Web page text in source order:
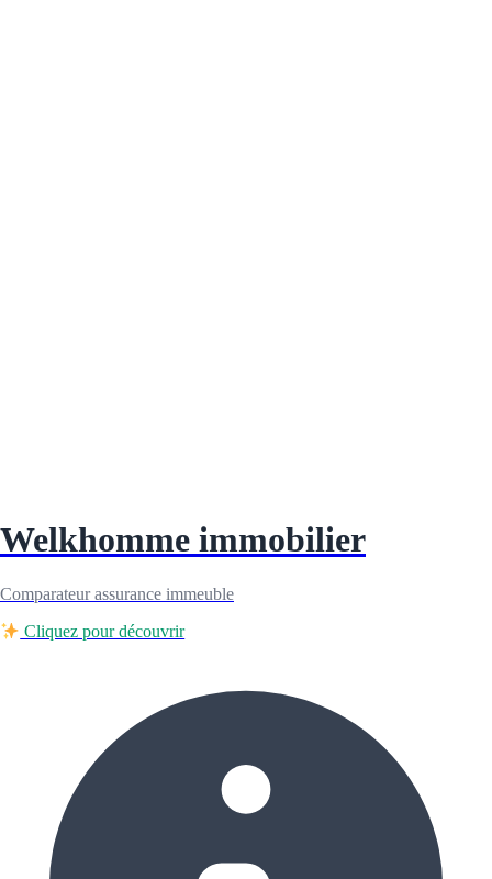
Welkhomme immobilier
Comparateur assurance immeuble
Cliquez pour découvrir